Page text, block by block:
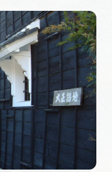
行きたいリストを見る